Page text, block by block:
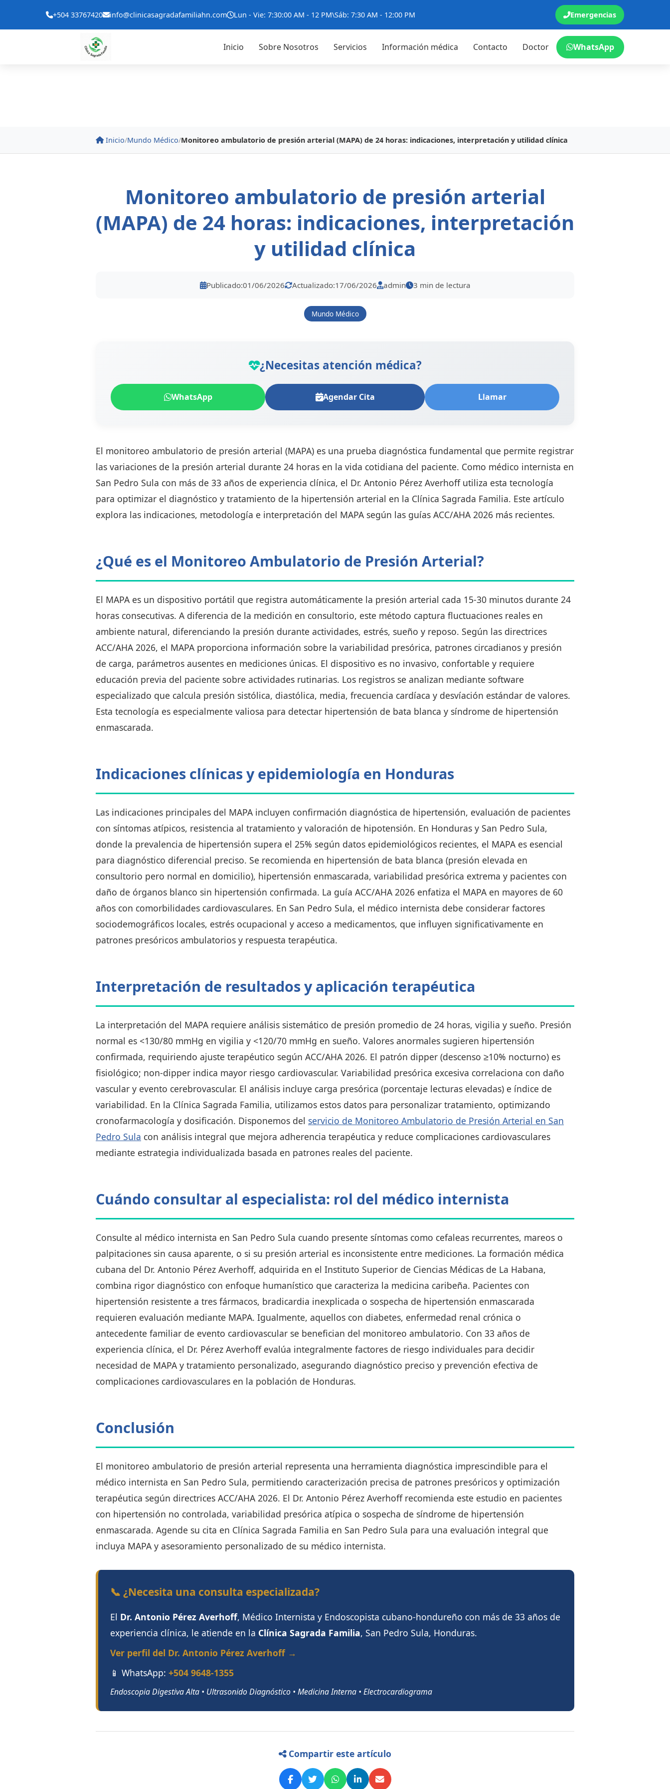
+504 33767420 info@clinicasagradafamiliahn.com Lun - Vie: 7:30:00 AM - 12 PM\Sáb: 7:30 AM - 12:00 PM Emergencias
Inicio Sobre Nosotros Servicios Información médica Contacto Doctor WhatsApp
Inicio/Mundo Médico/Monitoreo ambulatorio de presión arterial (MAPA) de 24 horas: indicaciones, interpretación y utilidad clínica
Monitoreo ambulatorio de presión arterial
(MAPA) de 24 horas: indicaciones, interpretación
y utilidad clínica
Publicado:01/06/2026 Actualizado:17/06/2026 admin 3 min de lectura
Mundo Médico
¿Necesitas atención médica?
WhatsApp Agendar Cita Llamar
El monitoreo ambulatorio de presión arterial (MAPA) es una prueba diagnóstica fundamental que permite registrar
las variaciones de la presión arterial durante 24 horas en la vida cotidiana del paciente. Como médico internista en
San Pedro Sula con más de 33 años de experiencia clínica, el Dr. Antonio Pérez Averhoff utiliza esta tecnología
para optimizar el diagnóstico y tratamiento de la hipertensión arterial en la Clínica Sagrada Familia. Este artículo
explora las indicaciones, metodología e interpretación del MAPA según las guías ACC/AHA 2026 más recientes.
¿Qué es el Monitoreo Ambulatorio de Presión Arterial?
El MAPA es un dispositivo portátil que registra automáticamente la presión arterial cada 15-30 minutos durante 24
horas consecutivas. A diferencia de la medición en consultorio, este método captura fluctuaciones reales en
ambiente natural, diferenciando la presión durante actividades, estrés, sueño y reposo. Según las directrices
ACC/AHA 2026, el MAPA proporciona información sobre la variabilidad presórica, patrones circadianos y presión
de carga, parámetros ausentes en mediciones únicas. El dispositivo es no invasivo, confortable y requiere
educación previa del paciente sobre actividades rutinarias. Los registros se analizan mediante software
especializado que calcula presión sistólica, diastólica, media, frecuencia cardíaca y desvíación estándar de valores.
Esta tecnología es especialmente valiosa para detectar hipertensión de bata blanca y síndrome de hipertensión
enmascarada.
Indicaciones clínicas y epidemiología en Honduras
Las indicaciones principales del MAPA incluyen confirmación diagnóstica de hipertensión, evaluación de pacientes
con síntomas atípicos, resistencia al tratamiento y valoración de hipotensión. En Honduras y San Pedro Sula,
donde la prevalencia de hipertensión supera el 25% según datos epidemiológicos recientes, el MAPA es esencial
para diagnóstico diferencial preciso. Se recomienda en hipertensión de bata blanca (presión elevada en
consultorio pero normal en domicilio), hipertensión enmascarada, variabilidad presórica extrema y pacientes con
daño de órganos blanco sin hipertensión confirmada. La guía ACC/AHA 2026 enfatiza el MAPA en mayores de 60
años con comorbilidades cardiovasculares. En San Pedro Sula, el médico internista debe considerar factores
sociodemográficos locales, estrés ocupacional y acceso a medicamentos, que influyen significativamente en
patrones presóricos ambulatorios y respuesta terapéutica.
Interpretación de resultados y aplicación terapéutica
La interpretación del MAPA requiere análisis sistemático de presión promedio de 24 horas, vigilia y sueño. Presión
normal es <130/80 mmHg en vigilia y <120/70 mmHg en sueño. Valores anormales sugieren hipertensión
confirmada, requiriendo ajuste terapéutico según ACC/AHA 2026. El patrón dipper (descenso ≥10% nocturno) es
fisiológico; non-dipper indica mayor riesgo cardiovascular. Variabilidad presórica excesiva correlaciona con daño
vascular y evento cerebrovascular. El análisis incluye carga presórica (porcentaje lecturas elevadas) e índice de
variabilidad. En la Clínica Sagrada Familia, utilizamos estos datos para personalizar tratamiento, optimizando
cronofarmacología y dosificación. Disponemos del servicio de Monitoreo Ambulatorio de Presión Arterial en San
Pedro Sula con análisis integral que mejora adherencia terapéutica y reduce complicaciones cardiovasculares
mediante estrategia individualizada basada en patrones reales del paciente.
Cuándo consultar al especialista: rol del médico internista
Consulte al médico internista en San Pedro Sula cuando presente síntomas como cefaleas recurrentes, mareos o
palpitaciones sin causa aparente, o si su presión arterial es inconsistente entre mediciones. La formación médica
cubana del Dr. Antonio Pérez Averhoff, adquirida en el Instituto Superior de Ciencias Médicas de La Habana,
combina rigor diagnóstico con enfoque humanístico que caracteriza la medicina caribeña. Pacientes con
hipertensión resistente a tres fármacos, bradicardia inexplicada o sospecha de hipertensión enmascarada
requieren evaluación mediante MAPA. Igualmente, aquellos con diabetes, enfermedad renal crónica o
antecedente familiar de evento cardiovascular se benefician del monitoreo ambulatorio. Con 33 años de
experiencia clínica, el Dr. Pérez Averhoff evalúa integralmente factores de riesgo individuales para decidir
necesidad de MAPA y tratamiento personalizado, asegurando diagnóstico preciso y prevención efectiva de
complicaciones cardiovasculares en la población de Honduras.
Conclusión
El monitoreo ambulatorio de presión arterial representa una herramienta diagnóstica imprescindible para el
médico internista en San Pedro Sula, permitiendo caracterización precisa de patrones presóricos y optimización
terapéutica según directrices ACC/AHA 2026. El Dr. Antonio Pérez Averhoff recomienda este estudio en pacientes
con hipertensión no controlada, variabilidad presórica atípica o sospecha de síndrome de hipertensión
enmascarada. Agende su cita en Clínica Sagrada Familia en San Pedro Sula para una evaluación integral que
incluya MAPA y asesoramiento personalizado de su médico internista.
📞 ¿Necesita una consulta especializada?
El Dr. Antonio Pérez Averhoff, Médico Internista y Endoscopista cubano-hondureño con más de 33 años de
experiencia clínica, le atiende en la Clínica Sagrada Familia, San Pedro Sula, Honduras.
Ver perfil del Dr. Antonio Pérez Averhoff →
📱 WhatsApp: +504 9648-1355
Endoscopia Digestiva Alta • Ultrasonido Diagnóstico • Medicina Interna • Electrocardiograma
Compartir este artículo